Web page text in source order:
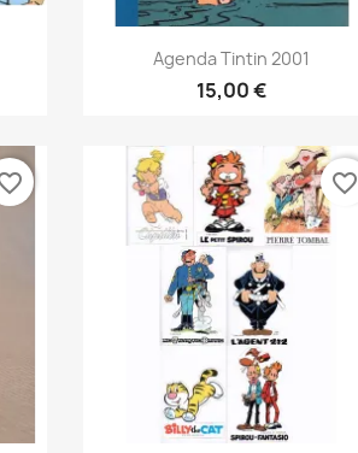
Vis her
Agenda Tintin 2001
15,00 €
favorite_border